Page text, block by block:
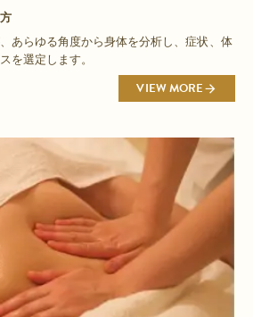
あらゆる角度から身体を分析し、症状、体
を選定します。
VIEW MORE